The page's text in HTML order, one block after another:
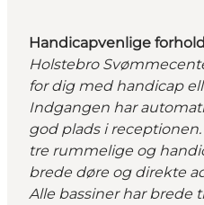
Handicapvenlige
Holstebro
for dig med handicap
Indgangen har
god plads i
tre rummelige og
brede døre og direkte
Alle bassiner har brede